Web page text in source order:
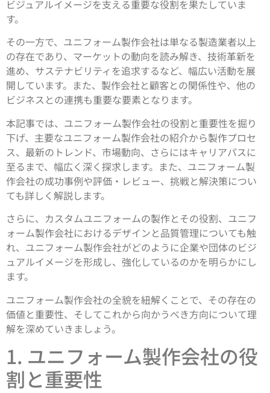
ビジュアルイメージを支える重要な役割を果たしていま
す。
その一方で、ユニフォーム製作会社は単なる製造業者以上
の存在であり、マーケットの動向を読み解き、技術革新を
進め、サステナビリティを追求するなど、幅広い活動を展
開しています。また、製作会社と顧客との関係性や、他の
ビジネスとの連携も重要な要素となります。
本記事では、ユニフォーム製作会社の役割と重要性を掘り
下げ、主要なユニフォーム製作会社の紹介から製作プロセ
ス、最新のトレンド、市場動向、さらにはキャリアパスに
至るまで、幅広く深く探求します。また、ユニフォーム製
作会社の成功事例や評価・レビュー、挑戦と解決策につい
ても詳しく解説します。
さらに、カスタムユニフォームの製作とその役割、ユニフ
ォーム製作会社におけるデザインと品質管理についても触
れ、ユニフォーム製作会社がどのように企業や団体のビジ
ュアルイメージを形成し、強化しているのかを明らかにし
ます。
ユニフォーム製作会社の全貌を紐解くことで、その存在の
価値と重要性、そしてこれから向かうべき方向について理
解を深めていきましょう。
1. ユニフォーム製作会社の役
割と重要性